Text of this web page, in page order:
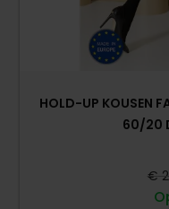
HOLD-UP KOUSEN
60/20
€